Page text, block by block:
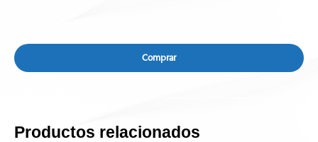
Comprar
Productos relacionados